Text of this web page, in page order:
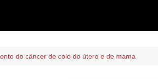
do câncer de colo do útero e de mama